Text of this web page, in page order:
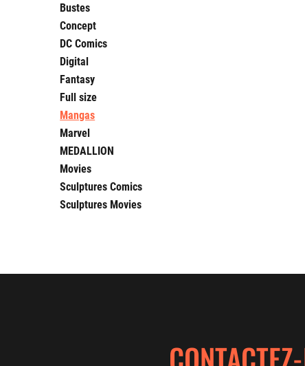
Bustes
Concept
DC Comics
Digital
Fantasy
Full size
Mangas
Marvel
MEDALLION
Movies
Sculptures Comics
Sculptures Movies